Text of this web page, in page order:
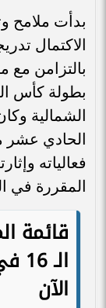
الاكتمال
الشمالية
الحادي عشر
فعالياته
المقررة في
قائمة
الآن